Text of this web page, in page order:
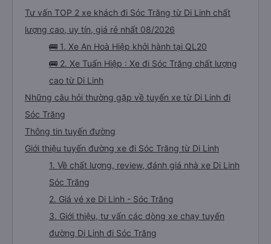
Tư vấn TOP 2 xe khách đi Sóc Trăng từ Di Linh chất
lượng cao, uy tín, giá rẻ nhất 08/2026
🚌 1. Xe An Hoà Hiệp khởi hành tại QL20
🚌 2. Xe Tuấn Hiệp : Xe đi Sóc Trăng chất lượng
cao từ Di Linh
Những câu hỏi thường gặp về tuyến xe từ Di Linh đi
Sóc Trăng
Thông tin tuyến đường
Giới thiệu tuyến đường xe đi Sóc Trăng từ Di Linh
1. Về chất lượng, review, đánh giá nhà xe Di Linh
Sóc Trăng
2. Giá vé xe Di Linh - Sóc Trăng
3. Giới thiệu, tư vấn các dòng xe chạy tuyến
đường Di Linh đi Sóc Trăng